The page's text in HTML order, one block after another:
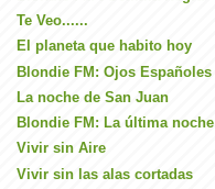
Te Veo......
El planeta que habito hoy
Blondie FM: Ojos Españoles
La noche de San Juan
Blondie FM: La última noche
Vivir sin Aire
Vivir sin las alas cortadas